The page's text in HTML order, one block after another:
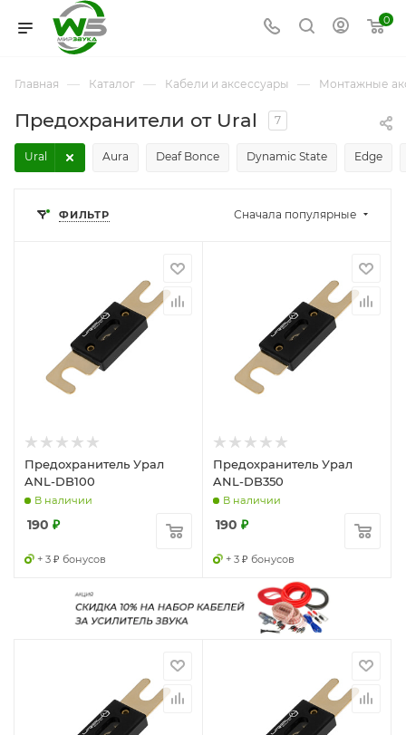
0
Главная — Каталог — Кабели и аксессуары — Монтажные
Предохранители от Ural 7
Aura Deaf Bonce Dynamic State Edge
Ural
ФИЛЬТР Сначала популярные
Предохранитель Урал
ANL-DB100
В наличии
190 ₽
+ 3 ₽ бонусов
Предохранитель Урал
ANL-DB350
В наличии
190 ₽
+ 3 ₽ бонусов